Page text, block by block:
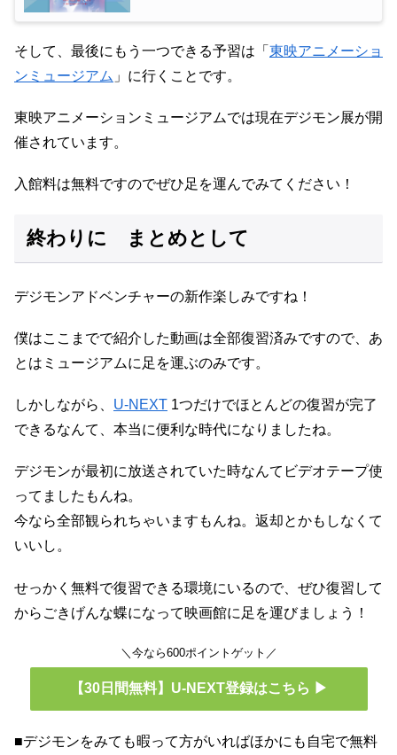
そして、最後にもう一つできる予習は「 東映アニメーショ
ンミュージアム 」に行くことです。
東映アニメーションミュージアムでは現在デジモン展が開
催されています。
入館料は無料ですのでぜひ足を運んでみてください！
終わりに まとめとして
デジモンアドベンチャーの新作楽しみですね！
僕はここまでで紹介した動画は全部復習済みですので、あ
とはミュージアムに足を運ぶのみです。
しかしながら、 U-NEXT 1つだけでほとんどの復習が完了
できるなんて、本当に便利な時代になりましたね。
デジモンが最初に放送されていた時なんてビデオテープ使
ってましたもんね。
今なら全部観られちゃいますもんね。返却とかもしなくて
いいし。
せっかく無料で復習できる環境にいるので、ぜひ復習して
からごきげんな蝶になって映画館に足を運びましょう！
＼今なら600ポイントゲット／
【30日間無料】U-NEXT登録はこちら ▶
■デジモンをみても暇って方がいればほかにも自宅で無料